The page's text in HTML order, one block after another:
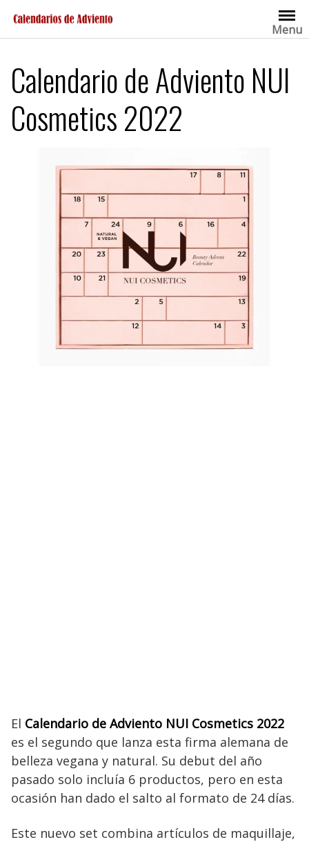
contenido
Menu
Calendario de Adviento NUI
Cosmetics 2022
El Calendario de Adviento NUI Cosmetics 2022
es el segundo que lanza esta firma alemana de
belleza vegana y natural. Su debut del año
pasado solo incluía 6 productos, pero en esta
ocasión han dado el salto al formato de 24 días.
Este nuevo set combina artículos de maquillaje,